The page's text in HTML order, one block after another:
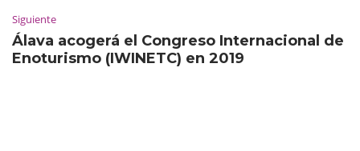
Siguiente
Álava acogerá el Congreso Internacional de
Enoturismo (IWINETC) en 2019